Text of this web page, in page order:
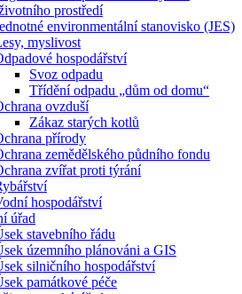
prostředí
environmentální stanovisko (JES)
myslivost
hospodářství
Svoz odpadu
Třídění odpadu „dům od domu“
ovzduší
Zákaz starých kotlů
přírody
zemědělského půdního fondu
zvířat proti týrání
hospodářství
úřad
stavebního řádu
územního plánováni a GIS
silničního hospodářství
památkové péče